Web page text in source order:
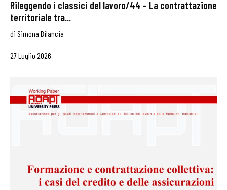
Rileggendo i classici del lavoro/44 – La contrattazione
territoriale tra...
di Simona Bilancia
27 Luglio 2026